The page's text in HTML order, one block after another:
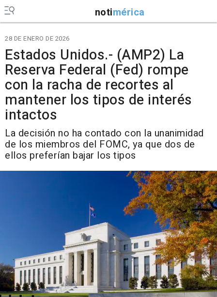
notimérica
28 DE ENERO DE 2026
Estados Unidos.- (AMP2) La
Reserva Federal (Fed) rompe
con la racha de recortes al
mantener los tipos de interés
intactos
La decisión no ha contado con la unanimidad
de los miembros del FOMC, ya que dos de
ellos preferían bajar los tipos